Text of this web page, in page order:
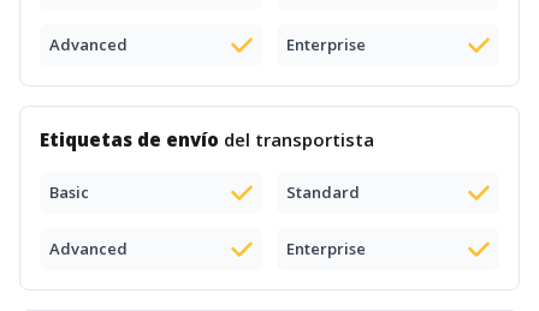
Advanced Enterprise
Etiquetas de envío del transportista
Basic Standard
Advanced Enterprise